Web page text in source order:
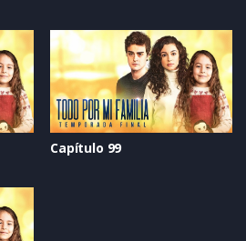
Capítulo 99